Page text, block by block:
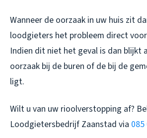
Wanneer de oorzaak in uw huis zit
loodgieters het probleem direct
Indien dit niet het geval is dan blijkt
oorzaak bij de buren of de bij de
ligt.
Wilt u van uw rioolverstopping af?
Loodgietersbedrijf Zaanstad via 085